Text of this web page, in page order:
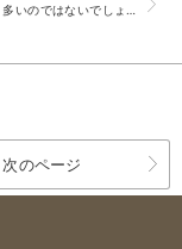
英作文は、苦手です。という生徒さんは、多いのではないでしょうか。 日本語をそのまま英語にしようとしても、なんだか変な文になってしまいます。 本書は、日本語と英語の発想の違いを意識しながら英文を...
次のページ